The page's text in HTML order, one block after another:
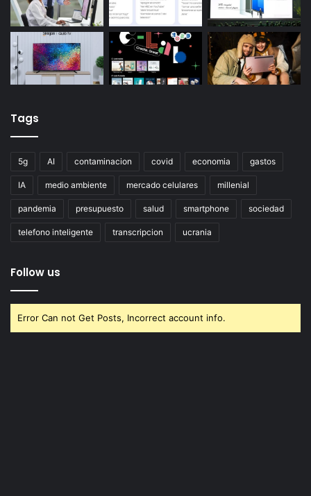
Tags
5g AI contaminacion covid economia gastos
IA medio ambiente mercado celulares millenial
pandemia presupuesto salud smartphone sociedad
telefono inteligente transcripcion ucrania
Follow us
Error Can not Get Posts, Incorrect account info.